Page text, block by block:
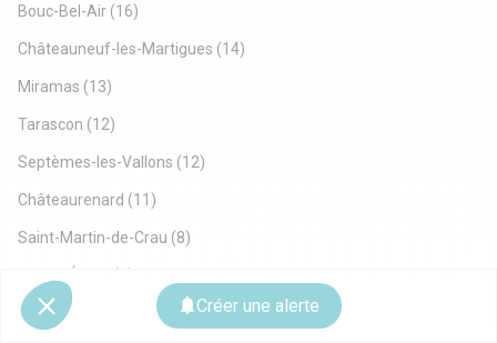
Créer une alerte
Bouc-Bel-Air (16)
Châteauneuf-les-Martigues (14)
Miramas (13)
Tarascon (12)
Septèmes-les-Vallons (12)
Châteaurenard (11)
Saint-Martin-de-Crau (8)
Berre-l'Étang
Martigues